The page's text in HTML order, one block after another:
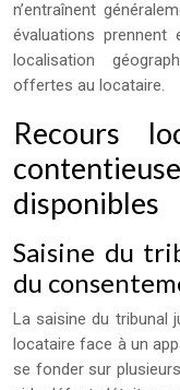
n’entraînent
évaluations
localisation
offertes au locataire.
Recours
disponibles
Saisine du
du
La saisine du tribunal
locataire face à un
se fonder sur